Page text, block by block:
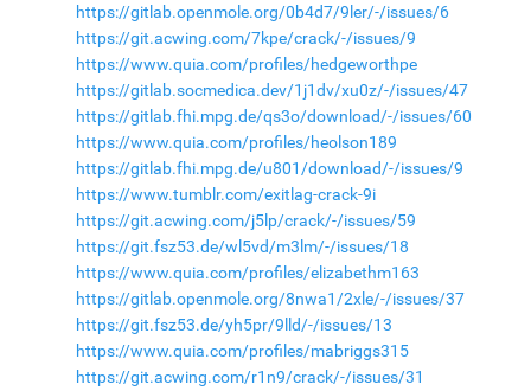
https://gitlab.openmole.org/0b4d7/9ler/-/issues/6
https://git.acwing.com/7kpe/crack/-/issues/9
https://www.quia.com/profiles/hedgeworthpe
https://gitlab.socmedica.dev/1j1dv/xu0z/-/issues/47
https://gitlab.fhi.mpg.de/qs3o/download/-/issues/60
https://www.quia.com/profiles/heolson189
https://gitlab.fhi.mpg.de/u801/download/-/issues/9
https://www.tumblr.com/exitlag-crack-9i
https://git.acwing.com/j5lp/crack/-/issues/59
https://git.fsz53.de/wl5vd/m3lm/-/issues/18
https://www.quia.com/profiles/elizabethm163
https://gitlab.openmole.org/8nwa1/2xle/-/issues/37
https://git.fsz53.de/yh5pr/9lld/-/issues/13
https://www.quia.com/profiles/mabriggs315
https://git.acwing.com/r1n9/crack/-/issues/31